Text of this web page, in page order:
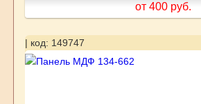
от 400 руб.
| код: 149747